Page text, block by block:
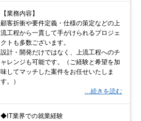
【業務内容】
顧客折衝や要件定義・仕様の策定などの上
流工程から一貫して手がけられるプロジェ
クトも多数ございます。
設計・開発だけではなく、上流工程へのチ
ャレンジも可能です。（ご経験と希望を加
味してマッチした案件をお任せいたしま
す。）
…続きを読む
◆IT業界での就業経験